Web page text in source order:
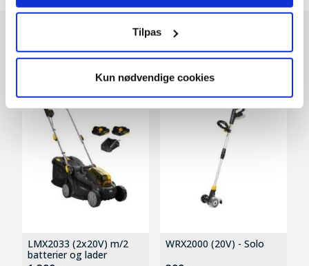
Tilpas
Kun nødvendige cookies
Andre kunder købte også
LMX2033 (2x20V) m/2
batterier og lader
WRX2000 (20V) - Solo